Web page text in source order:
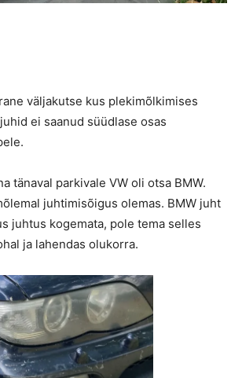
väljakutse kus plekimõlkimises
ei saanud süüdlase osas
tänaval parkivale VW oli otsa BMW.
juhtimisõigus olemas. BMW juht
juhtus kogemata, pole tema selles
ja lahendas olukorra.